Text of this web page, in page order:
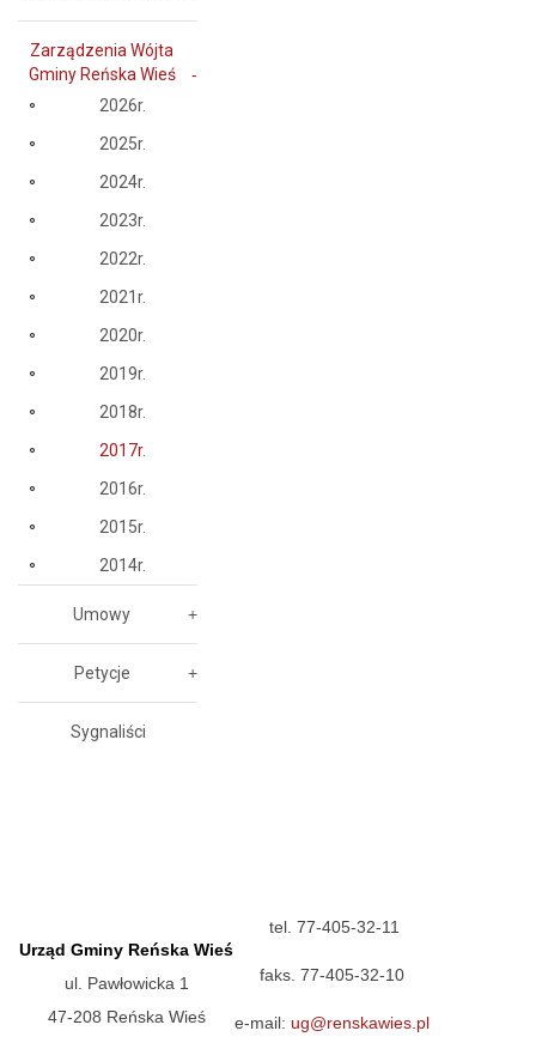
Zarządzenia Wójta
Gminy Reńska Wieś
2026r.
2025r.
2024r.
2023r.
2022r.
2021r.
2020r.
2019r.
2018r.
2017r.
2016r.
2015r.
2014r.
Umowy
Petycje
Sygnaliści
Urząd Gminy Reńska Wieś
ul. Pawłowicka 1
47-208 Reńska Wieś
tel. 77-405-32-11
faks. 77-405-32-10
e-mail: ug@renskawies.pl